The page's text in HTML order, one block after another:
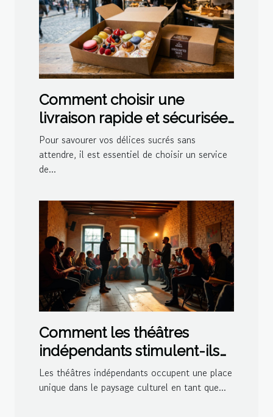
Comment choisir une
livraison rapide et sécurisée
pour vos délices sucrés ?
Pour savourer vos délices sucrés sans
attendre, il est essentiel de choisir un service
de...
Comment les théâtres
indépendants stimulent-ils
la créativité culturelle ?
Les théâtres indépendants occupent une place
unique dans le paysage culturel en tant que...